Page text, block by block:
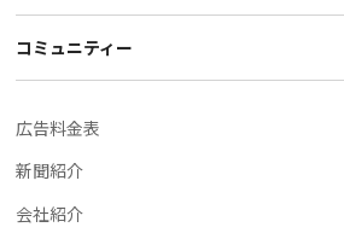
コミュニティー
広告料金表
新聞紹介
会社紹介